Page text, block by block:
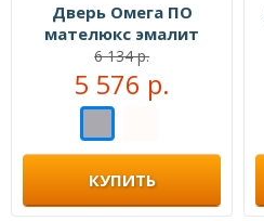
Дверь Омега ПО
мателюкс эмалит
серый
6 134 р.
5 576 р.
КУПИТЬ